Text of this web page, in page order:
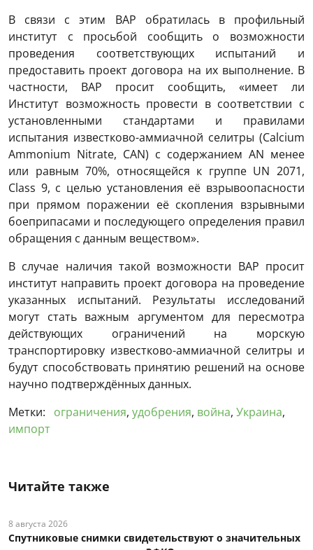
В связи с этим ВАР обратилась в профильный
институт с просьбой сообщить о возможности
проведения соответствующих испытаний и
предоставить проект договора на их выполнение. В
частности, ВАР просит сообщить, «имеет ли
Институт возможность провести в соответствии с
установленными стандартами и правилами
испытания известково-аммиачной селитры (Calcium
Ammonium Nitrate, CAN) с содержанием AN менее
или равным 70%, относящейся к группе UN 2071,
Class 9, с целью установления её взрывоопасности
при прямом поражении её скопления взрывными
боеприпасами и последующего определения правил
обращения с данным веществом».
В случае наличия такой возможности ВАР просит
институт направить проект договора на проведение
указанных испытаний. Результаты исследований
могут стать важным аргументом для пересмотра
действующих ограничений на морскую
транспортировку известково-аммиачной селитры и
будут способствовать принятию решений на основе
научно подтверждённых данных.
Метки:
ограничения, удобрения, война, Украина,
импорт
Читайте также
8 августа 2026
Спутниковые снимки свидетельствуют о значительных